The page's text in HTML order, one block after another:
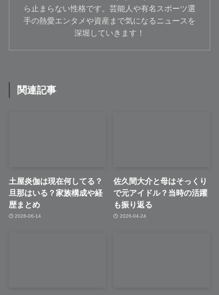
ら止まらない性格です。芸能人や有名スポーツ選
手の熱愛エンタメや資産まで気になるニュースを
深堀していきます！
関連記事
土屋炎伽は現在何してる？
旦那はいる？家族構成や経
歴まとめ
2026-06-14
佐久間大介と母はそっくり
で元アイドル？当時の活躍
も振り返る
2026-04-24